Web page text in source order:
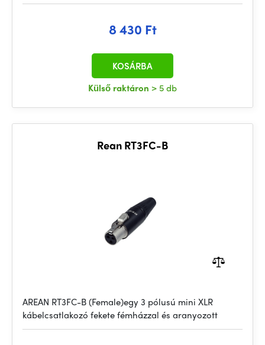
8 430 Ft
Külső raktáron > 5 db
KOSÁRBA
Rean RT3FC-B
AREAN RT3FC-B (Female)egy 3 pólusú mini XLR
kábelcsatlakozó fekete fémházzal és aranyozott